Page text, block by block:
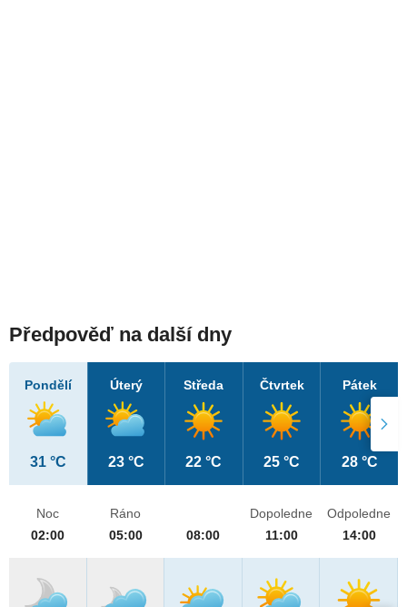
Předpověď na další dny
Pondělí
31 °C
Úterý
23 °C
Středa
22 °C
Čtvrtek
25 °C
Pátek
28 °C
Noc
02:00
Ráno
05:00
08:00
Dopoledne
11:00
Odpoledne
14:00